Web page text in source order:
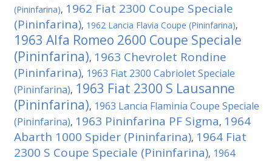
(Pininfarina), 1962 Fiat 2300 Coupe Speciale
(Pininfarina), 1962 Lancia Flavia Coupe (Pininfarina),
1963 Alfa Romeo 2600 Coupe Speciale
(Pininfarina), 1963 Chevrolet Rondine
(Pininfarina), 1963 Fiat 2300 Cabriolet Speciale
(Pininfarina), 1963 Fiat 2300 S Lausanne
(Pininfarina), 1963 Lancia Flaminia Coupe Speciale
(Pininfarina), 1963 Pininfarina PF Sigma, 1964
Abarth 1000 Spider (Pininfarina), 1964 Fiat
2300 S Coupe Speciale (Pininfarina), 1964